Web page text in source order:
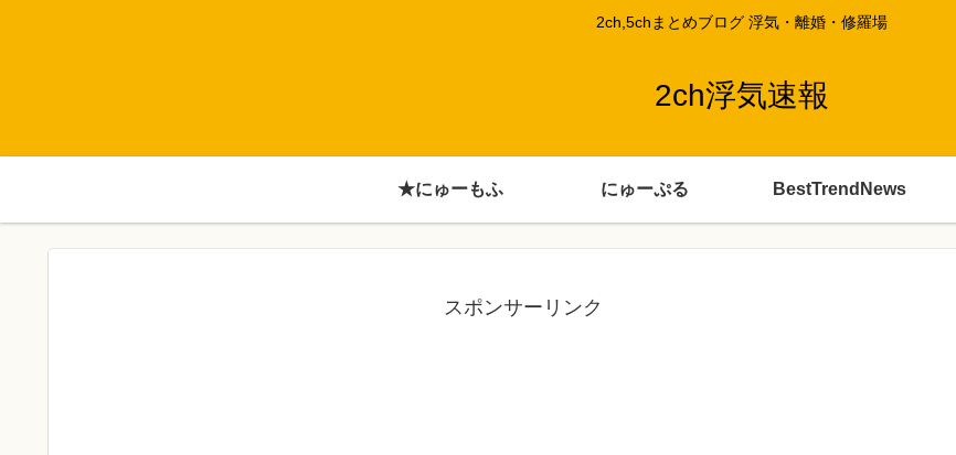
2ch,5chまとめブログ 浮気・離婚・修羅場
2ch浮気速報
★にゅーもふ にゅーぷる BestTrendNews
スポンサーリンク